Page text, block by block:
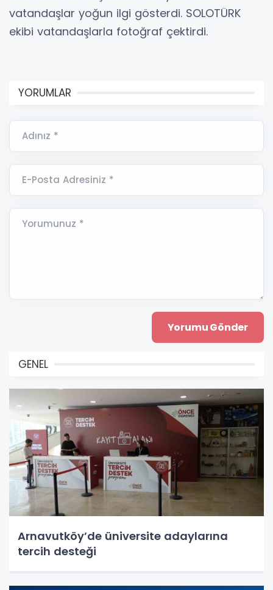
vatandaşlar yoğun ilgi gösterdi. SOLOTÜRK
ekibi vatandaşlarla fotoğraf çektirdi.
YORUMLAR
Adınız *
E-Posta Adresiniz *
Yorumunuz *
GENEL
Arnavutköy’de üniversite adaylarına
tercih desteği